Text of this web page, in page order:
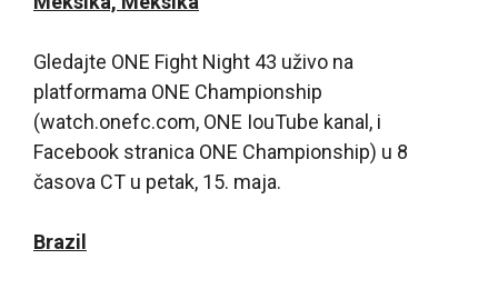
Gledajte ONE Fight Night 43 uživo na
platformama ONE Championship
(watch.onefc.com, ONE IouTube kanal, i
Facebook stranica ONE Championship) u 8
časova CT u petak, 15. maja.
Brazil